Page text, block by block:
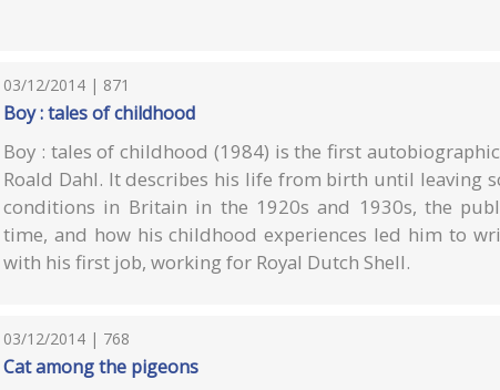
03/12/2014 | 871
Boy : tales of childhood
Boy : tales of childhood (1984) is the first
Roald Dahl. It describes his life from birth until leaving
conditions in Britain in the 1920s and 1930s, the
time, and how his childhood experiences led him to
with his first job, working for Royal Dutch Shell.
03/12/2014 | 768
Cat among the pigeons